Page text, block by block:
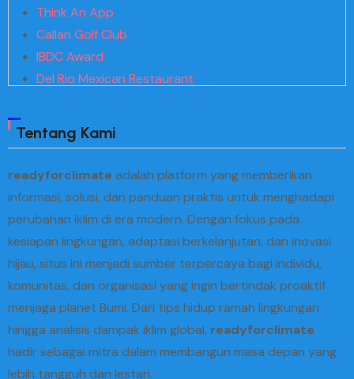
Think An App
Callan Golf Club
IBDC Award
Del Rio Mexican Restaurant
Hfive5 SGD2
Translating Jihad
Spectrum Theme
Realistic Foreign Policy
Paco Rosic
Tristate Biodiesel
Gidi Box Office
Creative Planning
Card IFF Backpacker
Michael George Custom Floral
Brazilian Twisters
Tentang Kami
readyforclimate adalah platform yang memberikan
informasi, solusi, dan panduan praktis untuk menghadapi
perubahan iklim di era modern. Dengan fokus pada
kesiapan lingkungan, adaptasi berkelanjutan, dan inovasi
hijau, situs ini menjadi sumber terpercaya bagi individu,
komunitas, dan organisasi yang ingin bertindak proaktif
menjaga planet Bumi. Dari tips hidup ramah lingkungan
hingga analisis dampak iklim global, readyforclimate
hadir sebagai mitra dalam membangun masa depan yang
lebih tangguh dan lestari.